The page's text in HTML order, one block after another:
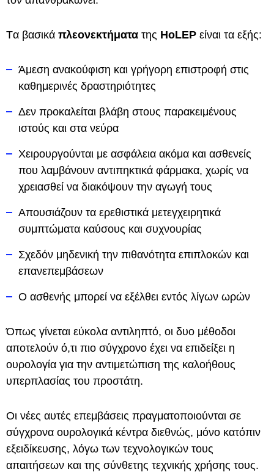
Tα βασικά πλεονεκτήματα της ΗoLEP είναι τα εξής:
Άμεση ανακούφιση και γρήγορη επιστροφή στις
καθημερινές δραστηριότητες
Δεν προκαλείται βλάβη στους παρακειμένους
ιστούς και στα νεύρα
Χειρουργούνται με ασφάλεια ακόμα και ασθενείς
που λαμβάνουν αντιπηκτικά φάρμακα, χωρίς να
χρειασθεί να διακόψουν την αγωγή τους
Απουσιάζουν τα ερεθιστικά μετεγχειρητικά
συμπτώματα καύσους και συχνουρίας
Σχεδόν μηδενική την πιθανότητα επιπλοκών και
επανεπεμβάσεων
Ο ασθενής μπορεί να εξέλθει εντός λίγων ωρών
Όπως γίνεται εύκολα αντιληπτό, οι δυο μέθοδοι
αποτελούν ό,τι πιο σύγχρονο έχει να επιδείξει η
ουρολογία για την αντιμετώπιση της καλοήθους
υπερπλασίας του προστάτη.
Οι νέες αυτές επεμβάσεις πραγματοποιούνται σε
σύγχρονα ουρολογικά κέντρα διεθνώς, μόνο κατόπιν
εξειδίκευσης, λόγω των τεχνολογικών τους
απαιτήσεων και της σύνθετης τεχνικής χρήσης τους.